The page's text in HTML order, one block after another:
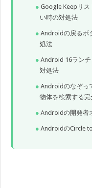
Google Keepリ
い時の対処法
Androidの戻るボ
処法
Android 16ラン
対処法
Androidのなぞっ
物体を検索する完
Androidの開発者
AndroidのCircle